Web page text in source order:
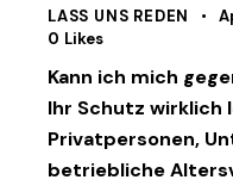
LASS UNS REDEN
0 Likes
Kann ich mich
Ihr Schutz wirklich
Privatpersonen,
betriebliche